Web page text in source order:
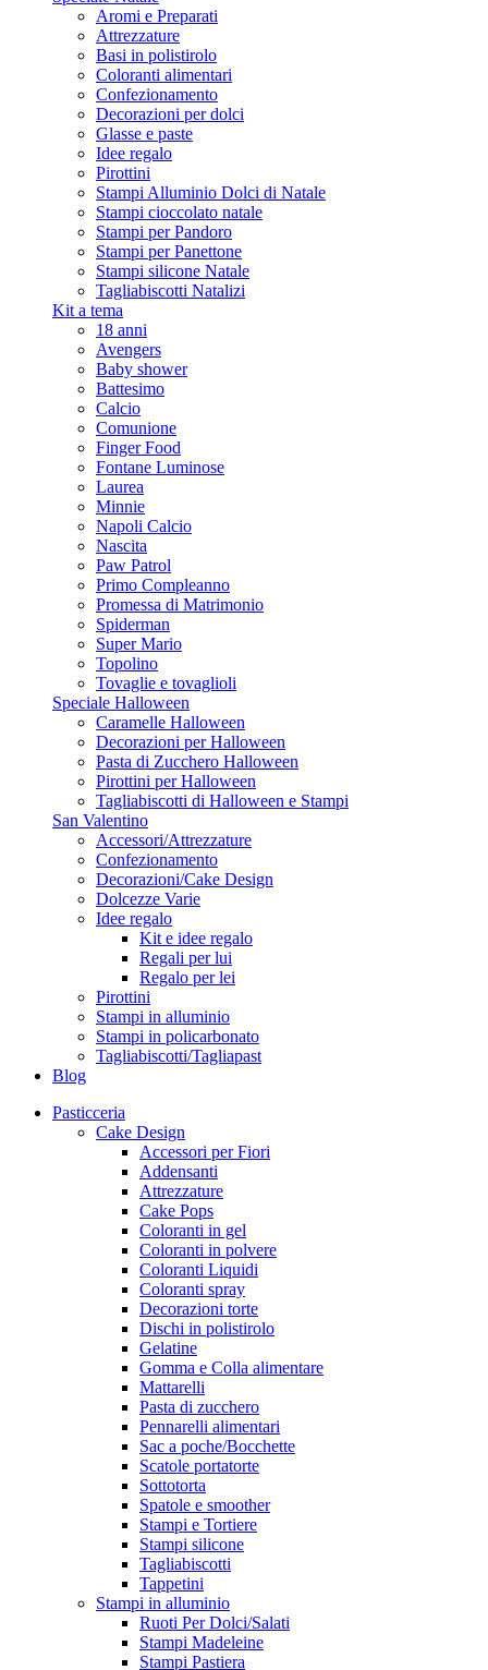
Aromi e Preparati
Attrezzature
Basi in polistirolo
Coloranti alimentari
Confezionamento
Decorazioni per dolci
Glasse e paste
Idee regalo
Pirottini
Stampi Alluminio Dolci di Natale
Stampi cioccolato natale
Stampi per Pandoro
Stampi per Panettone
Stampi silicone Natale
Tagliabiscotti Natalizi
Kit a tema
18 anni
Avengers
Baby shower
Battesimo
Calcio
Comunione
Finger Food
Fontane Luminose
Laurea
Minnie
Napoli Calcio
Nascita
Paw Patrol
Primo Compleanno
Promessa di Matrimonio
Spiderman
Super Mario
Topolino
Tovaglie e tovaglioli
Speciale Halloween
Caramelle Halloween
Decorazioni per Halloween
Pasta di Zucchero Halloween
Pirottini per Halloween
Tagliabiscotti di Halloween e Stampi
San Valentino
Accessori/Attrezzature
Confezionamento
Decorazioni/Cake Design
Dolcezze Varie
Idee regalo
Kit e idee regalo
Regali per lui
Regalo per lei
Pirottini
Stampi in alluminio
Stampi in policarbonato
Tagliabiscotti/Tagliapast
Blog
Pasticceria
Cake Design
Accessori per Fiori
Addensanti
Attrezzature
Cake Pops
Coloranti in gel
Coloranti in polvere
Coloranti Liquidi
Coloranti spray
Decorazioni torte
Dischi in polistirolo
Gelatine
Gomma e Colla alimentare
Mattarelli
Pasta di zucchero
Pennarelli alimentari
Sac a poche/Bocchette
Scatole portatorte
Sottotorta
Spatole e smoother
Stampi e Tortiere
Stampi silicone
Tagliabiscotti
Tappetini
Stampi in alluminio
Ruoti Per Dolci/Salati
Stampi Madeleine
Stampi Pastiera